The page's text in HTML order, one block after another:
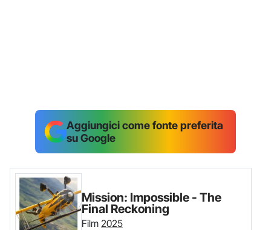
Aggiungici come fonte preferita
su Google
Mission: Impossible - The
Final Reckoning
Film 2025